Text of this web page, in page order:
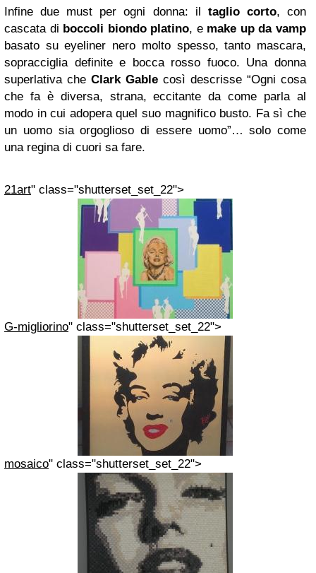
Infine due must per ogni donna: il taglio corto, con
cascata di boccoli biondo platino, e make up da vamp
basato su eyeliner nero molto spesso, tanto mascara,
sopracciglia definite e bocca rosso fuoco. Una donna
superlativa che Clark Gable così descrisse “Ogni cosa
che fa è diversa, strana, eccitante da come parla al
modo in cui adopera quel suo magnifico busto. Fa sì che
un uomo sia orgoglioso di essere uomo”… solo come
una regina di cuori sa fare.
21art" class="shutterset_set_22">
G-migliorino" class="shutterset_set_22">
mosaico" class="shutterset_set_22">